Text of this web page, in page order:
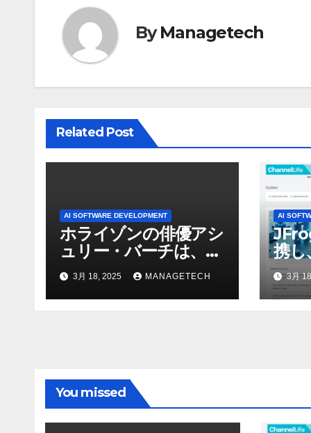
ー
シ
ByManagetech
Related Post
AI SOFTWARE DEVELOPMENT
ホライゾンの俳優アシ
ュリー・バーチは、ソ
ニーのAIアロイのビデ
オを見て「ゲームパフ
ォーマンスという芸術
3月 18, 2025 MANAGETECH
AI
携し
強化
3月
You missed